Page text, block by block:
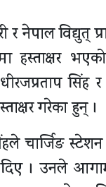
र नेपाल विद्युत्
हस्ताक्षर
धीरजप्रताप
गरेका हुन् ।
चार्जिङ
। उनले